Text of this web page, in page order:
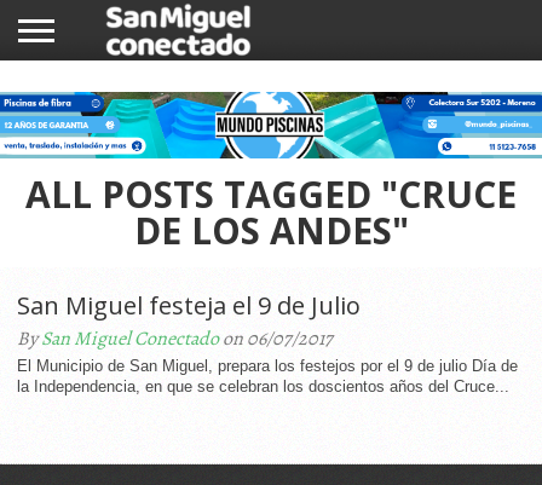
NOTICIAS
COMUNIDAD
COMERCIOS
ALL POSTS TAGGED "CRUCE
DE LOS ANDES"
San Miguel festeja el 9 de Julio
BySan Miguel Conectadoon 06/07/2017
El Municipio de San Miguel, prepara los festejos por el 9 de julio Día de
la Independencia, en que se celebran los doscientos años del Cruce...